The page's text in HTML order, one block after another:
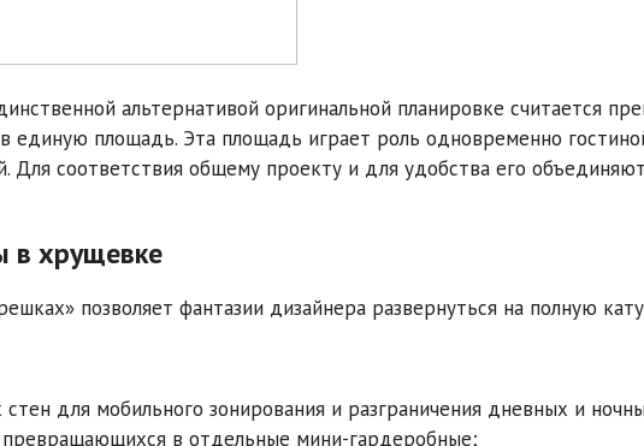
альтернативой оригинальной планировке считается
единую площадь. Эта площадь играет роль одновременно
Для соответствия общему проекту и для удобства его
в хрущевке
позволяет фантазии дизайнера развернуться на полную
для мобильного зонирования и разграничения дневных и
в отдельные мини-гардеробные;